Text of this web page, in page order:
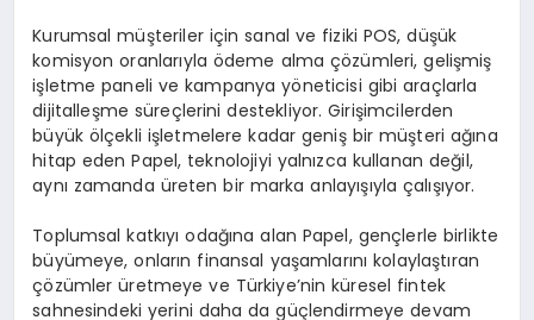
Kurumsal müşteriler için sanal ve fiziki POS, düşük
komisyon oranlarıyla ödeme alma çözümleri, gelişmiş
işletme paneli ve kampanya yöneticisi gibi araçlarla
dijitalleşme süreçlerini destekliyor. Girişimcilerden
büyük ölçekli işletmelere kadar geniş bir müşteri ağına
hitap eden Papel, teknolojiyi yalnızca kullanan değil,
aynı zamanda üreten bir marka anlayışıyla çalışıyor.
Toplumsal katkıyı odağına alan Papel, gençlerle birlikte
büyümeye, onların finansal yaşamlarını kolaylaştıran
çözümler üretmeye ve Türkiye’nin küresel fintek
sahnesindeki yerini daha da güçlendirmeye devam